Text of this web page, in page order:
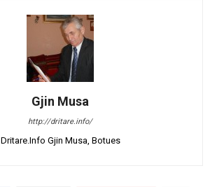
Gjin Musa
http://dritare.info/
Dritare.Info Gjin Musa, Botues